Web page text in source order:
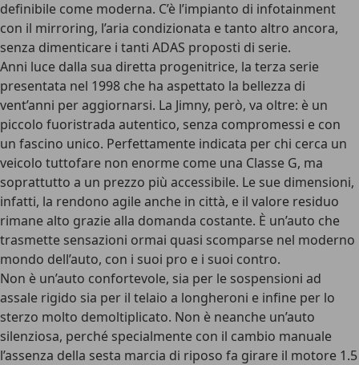
definibile come moderna. C’è l’impianto di infotainment
con il mirroring, l’aria condizionata e tanto altro ancora,
senza dimenticare i tanti ADAS proposti di serie.
Anni luce dalla sua diretta progenitrice, la terza serie
presentata nel 1998 che ha aspettato la bellezza di
vent’anni per aggiornarsi. La Jimny, però, va oltre: è un
piccolo fuoristrada autentico, senza compromessi e con
un fascino unico. Perfettamente indicata per chi cerca un
veicolo tuttofare non enorme come una Classe G, ma
soprattutto a un prezzo più accessibile. Le sue dimensioni,
infatti, la rendono agile anche in città, e il valore residuo
rimane alto grazie alla domanda costante. È un’auto che
trasmette sensazioni ormai quasi scomparse nel moderno
mondo dell’auto, con i suoi pro e i suoi contro.
Non è un’auto confortevole, sia per le sospensioni ad
assale rigido sia per il telaio a longheroni e infine per lo
sterzo molto demoltiplicato. Non è neanche un’auto
silenziosa, perché specialmente con il cambio manuale
l’assenza della sesta marcia di riposo fa girare il motore 1.5